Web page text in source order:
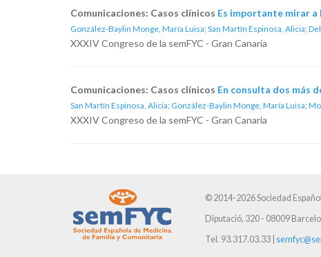
Comunicaciones: Casos clínicos Es importante mirar
González-Baylin Monge, María Luisa; San Martín Espinosa, Alicia;
XXXIV Congreso de la semFYC - Gran Canaria
Comunicaciones: Casos clínicos En consulta dos más
San Martín Espinosa, Alicia; González-Baylin Monge, María Luisa;
XXXIV Congreso de la semFYC - Gran Canaria
© 2014-2026 Sociedad
Diputació, 320 - 08009
Tel. 93.317.03.33 |